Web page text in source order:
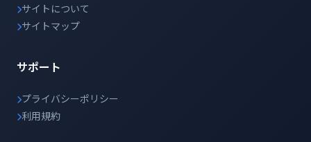
サイトについて
サイトマップ
サポート
プライバシーポリシー
利用規約